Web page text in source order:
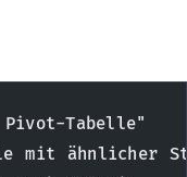
Tabelle"
mit ähnlicher